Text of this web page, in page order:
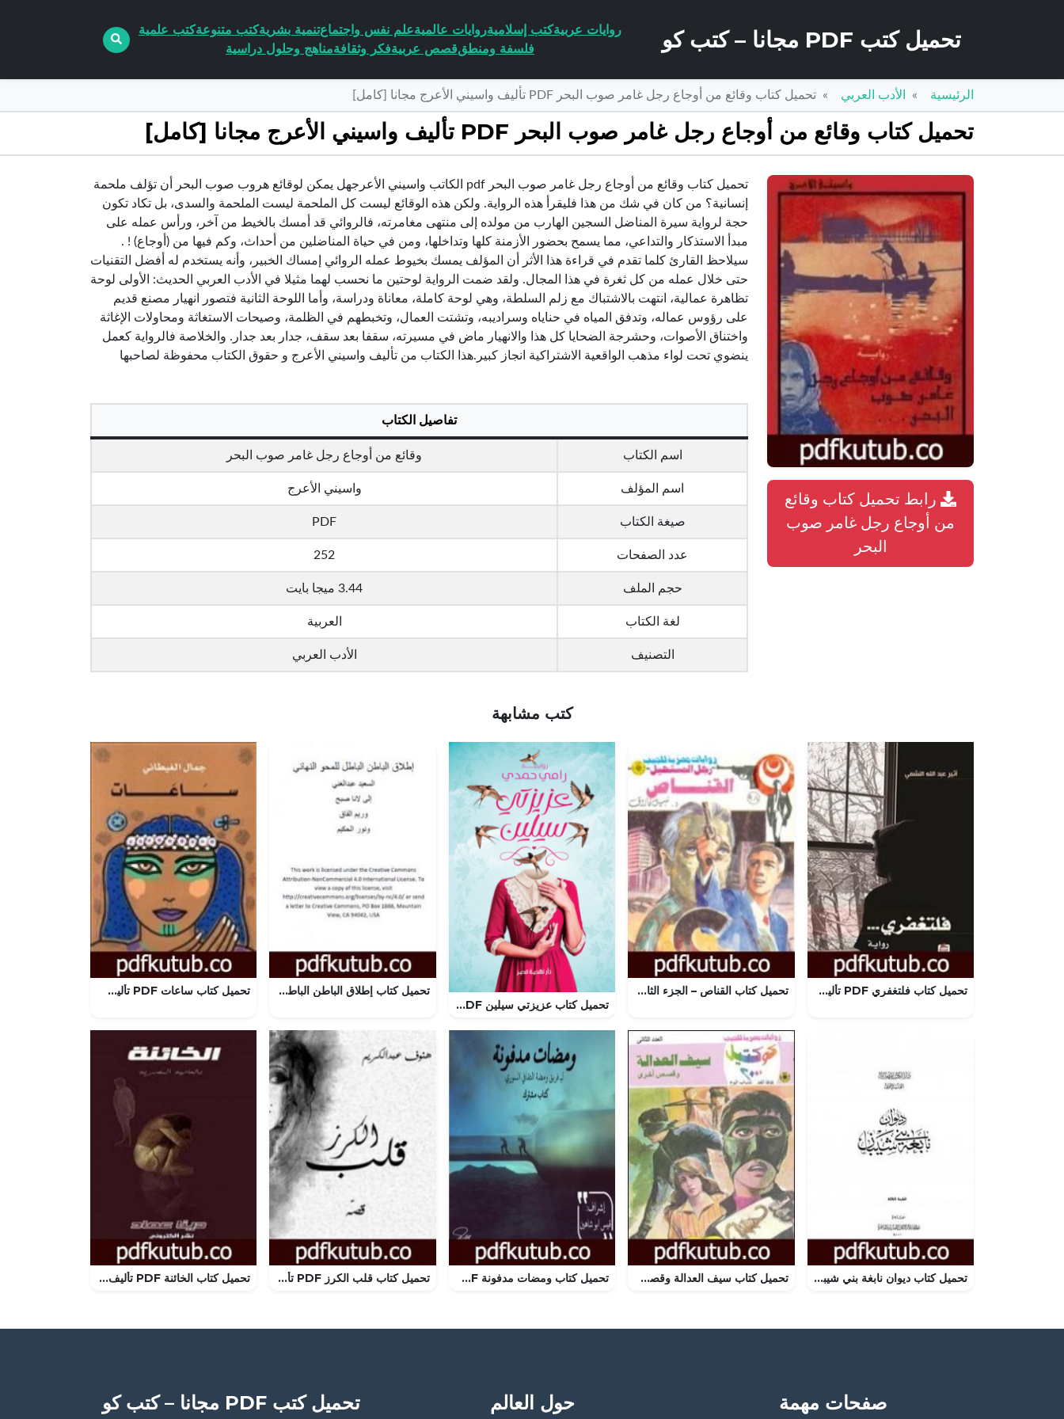
تحميل كتب PDF مجانا – كتب كو روايات عربيةكتب إسلاميةروايات عالميةعلم نفس واجتماعتنمية بشريةكتب متنوعةكتب علمية
فلسفة ومنطققصص عربيةفكر وثقافةمناهج وحلول دراسية
الرئيسية الأدب العربي تحميل كتاب وقائع من أوجاع رجل غامر صوب البحر PDF تأليف واسيني الأعرج مجانا [كامل]
تحميل كتاب وقائع من أوجاع رجل غامر صوب البحر PDF تأليف واسيني الأعرج مجانا [كامل]
رابط تحميل كتاب وقائع
من أوجاع رجل غامر صوب
البحر
تحميل كتاب وقائع من أوجاع رجل غامر صوب البحر pdf الكاتب واسيني الأعرجهل يمكن لوقائع هروب صوب البحر أن تؤلف ملحمة
إنسانية؟ من كان في شك من هذا فليقرأ هذه الرواية. ولكن هذه الوقائع ليست كل الملحمة ليست الملحمة والسدى، بل تكاد تكون
حجة لرواية سيرة المناضل السجين الهارب من مولده إلى منتهى مغامرته، فالروائي قد أمسك بالخيط من آخر، ورأس عمله على
مبدأ الاستذكار والتداعي، مما يسمح بحضور الأزمنة كلها وتداخلها، ومن في حياة المناضلين من أحداث، وكم فيها من (أوجاع) ! .
سيلاحظ القارئ كلما تقدم في قراءة هذا الأثر أن المؤلف يمسك بخيوط عمله الروائي إمساك الخبير، وأنه يستخدم له أفضل التقنيات
حتى خلال عمله من كل ثغرة في هذا المجال. ولقد ضمت الرواية لوحتين ما نحسب لهما مثيلا في الأدب العربي الحديث: الأولى لوحة
تظاهرة عمالية، انتهت بالاشتباك مع زلم السلطة، وهي لوحة كاملة، معاناة ودراسة، وأما اللوحة الثانية فتصور انهيار مصنع قديم
على رؤوس عماله، وتدفق المياه في حناياه وسراديبه، وتشتت العمال، وتخبطهم في الظلمة، وصيحات الاستغاثة ومحاولات الإغاثة
واختناق الأصوات، وحشرجة الضحايا كل هذا والانهيار ماض في مسيرته، سقفا بعد سقف، جدار بعد جدار. والخلاصة فالرواية كعمل
ينضوي تحت لواء مذهب الواقعية الاشتراكية انجاز كبير.هذا الكتاب من تأليف واسيني الأعرج و حقوق الكتاب محفوظة لصاحبها
تفاصيل الكتاب
اسم الكتاب وقائع من أوجاع رجل غامر صوب البحر
اسم المؤلف واسيني الأعرج
صيغة الكتاب PDF
عدد الصفحات 252
حجم الملف 3.44 ميجا بايت
لغة الكتاب العربية
التصنيف الأدب العربي
كتب مشابهة
تحميل كتاب فلتغفري PDF تأليف أثير عبد الله النشمي مجانا [كامل]
تحميل كتاب القناص – الجزء الثاني – سلسلة رجل المستحيل PDF تأليف نبيل فاروق مجانا [كامل]
تحميل كتاب عزيزتي سيلين PDF مجانا برابط مباشر للمؤلف رامي حمدي
تحميل كتاب إطلاق الباطن الباطل للمحو النهائي PDF تأليف السعيد عبدالغني مجانا [كامل] تحميل كتاب ساعات PDF تأليف جمال الغيطاني مجانا [كامل]
تحميل كتاب ديوان نابغة بني شيبان PDF تأليف نابغة بني شيبان مجانا [كامل] تحميل كتاب سيف العدالة وقصص أخرى PDF تأليف نبيل فاروق مجانا [كامل] تحميل كتاب ومضات مدفونة PDF تأليف قيس شامل ابو شاهين مجانا [كامل] تحميل كتاب قلب الكرز PDF تأليف هنوف الجاسر مجانا [كامل] تحميل كتاب الخائنة PDF تأليف دينا عماد مجانا [كامل]
صفحات مهمة حول العالم تحميل كتب PDF مجانا – كتب كو